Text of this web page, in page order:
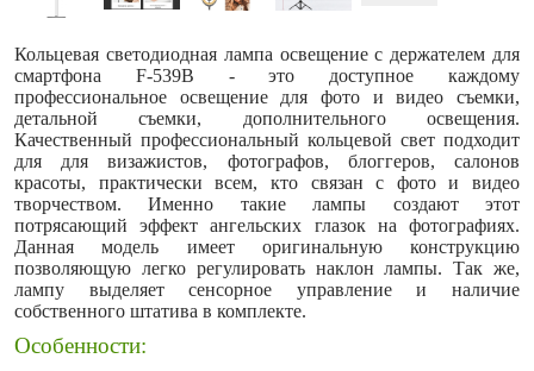
Кольцевая светодиодная лампа освещение с держателем для
смартфона F-539B - это доступное каждому
профессиональное освещение для фото и видео съемки,
детальной съемки, дополнительного освещения.
Качественный профессиональный кольцевой свет подходит
для для визажистов, фотографов, блоггеров, салонов
красоты, практически всем, кто связан с фото и видео
творчеством. Именно такие лампы создают этот
потрясающий эффект ангельских глазок на фотографиях.
Данная модель имеет оригинальную конструкцию
позволяющую легко регулировать наклон лампы. Так же,
лампу выделяет сенсорное управление и наличие
собственного штатива в комплекте.
Особенности: